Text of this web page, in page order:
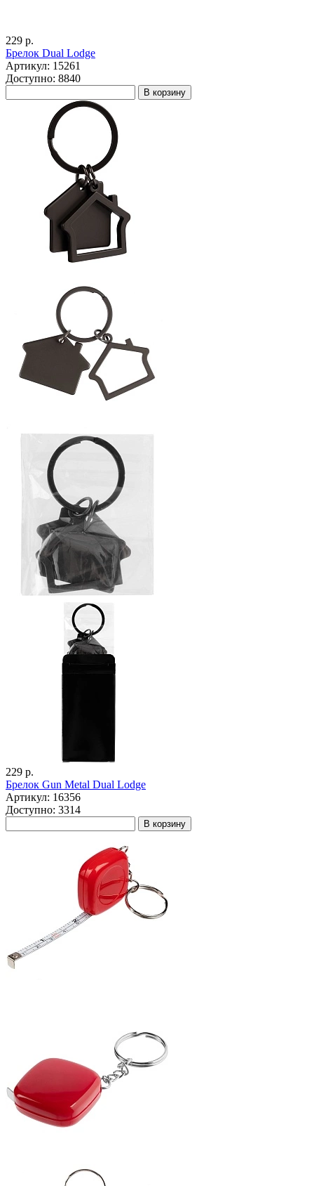
229 р.
Брелок Dual Lodge
Артикул: 15261
Доступно: 8840
В корзину
229 р.
Брелок Gun Metal Dual Lodge
Артикул: 16356
Доступно: 3314
В корзину